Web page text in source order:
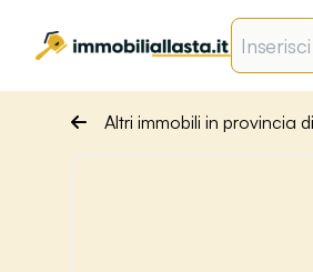
Altri immobili in provincia